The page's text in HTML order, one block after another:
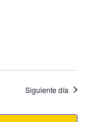
o
s
Siguiente día